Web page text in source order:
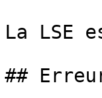
La LSE
##